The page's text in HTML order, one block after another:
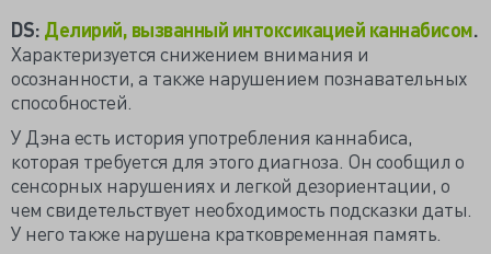
DS: Делирий, вызванный интоксикацией каннабисом.
Характеризуется снижением внимания и
осознанности, а также нарушением познавательных
способностей.
У Дэна есть история употребления каннабиса,
которая требуется для этого диагноза. Он сообщил о
сенсорных нарушениях и легкой дезориентации, о
чем свидетельствует необходимость подсказки даты.
У него также нарушена кратковременная память.